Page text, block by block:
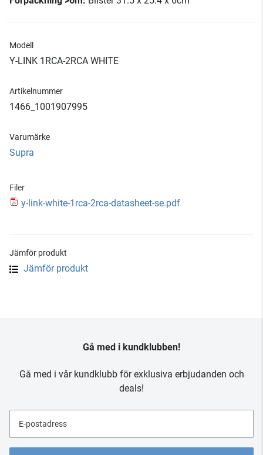
Modell
Y-LINK 1RCA-2RCA WHITE
Artikelnummer
1466_1001907995
Varumärke
Supra
Filer
y-link-white-1rca-2rca-datasheet-se.pdf
Jämför produkt
Jämför produkt
Gå med i kundklubben!
Gå med i vår kundklubb för exklusiva erbjudanden och
deals!
E-postadress